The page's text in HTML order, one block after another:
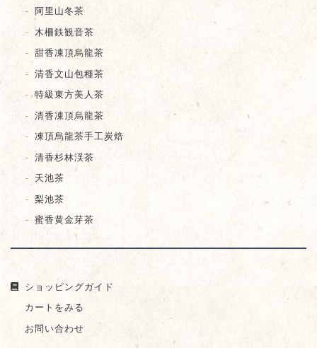
阿里山冬茶
木柵鉄観音茶
甜香凍頂烏龍茶
清香文山包種茶
特級東方美人茶
清香凍頂烏龍茶
凍頂烏龍茶手工炭焙
清香杉林渓茶
天池茶
梨池茶
蜜香黄金芽茶
ショッピングガイド
カートをみる
お問い合わせ